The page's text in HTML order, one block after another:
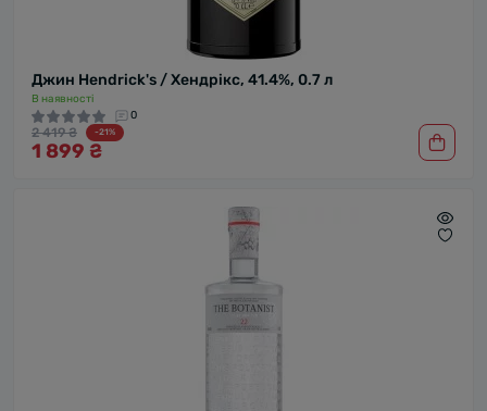
Джин Hendrick's / Хендрікс, 41.4%, 0.7 л
В наявності
0
2 419 ₴ -21%
1 899 ₴